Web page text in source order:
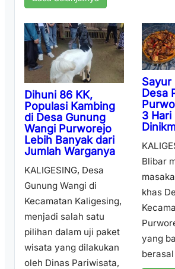
Dihuni 86 KK,
Populasi Kambing
di Desa Gunung
Wangi Purworejo
Lebih Banyak dari
Jumlah Warganya
KALIGESING, Desa
Gunung Wangi di
Kecamatan Kaligesing,
menjadi salah satu
pilihan dalam uji paket
wisata yang dilakukan
oleh Dinas Pariwisata,
Sayur
Desa
3 Hari
Blibar
khas
yang